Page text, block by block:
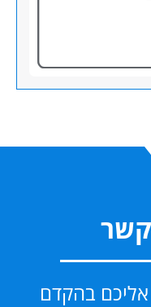
קשר
בהקדם